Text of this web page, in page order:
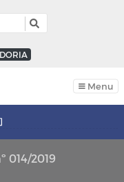
Menu
014/2019